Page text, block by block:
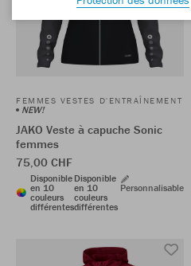
FEMMES VESTES D'ENTRAÎNEMENT
NEW!
JAKO Veste à capuche Sonic
femmes
75,00 CHF
Disponible
en 10
couleurs
différentes
Disponible
en 10
couleurs
différentes
Personnalisable